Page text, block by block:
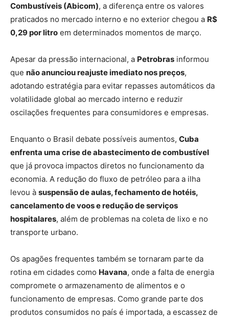
Combustíveis (Abicom), a diferença entre os valores
praticados no mercado interno e no exterior chegou a R$
0,29 por litro em determinados momentos de março.
Apesar da pressão internacional, a Petrobras informou
que não anunciou reajuste imediato nos preços,
adotando estratégia para evitar repasses automáticos da
volatilidade global ao mercado interno e reduzir
oscilações frequentes para consumidores e empresas.
Enquanto o Brasil debate possíveis aumentos, Cuba
enfrenta uma crise de abastecimento de combustível
que já provoca impactos diretos no funcionamento da
economia. A redução do fluxo de petróleo para a ilha
levou à suspensão de aulas, fechamento de hotéis,
cancelamento de voos e redução de serviços
hospitalares, além de problemas na coleta de lixo e no
transporte urbano.
Os apagões frequentes também se tornaram parte da
rotina em cidades como Havana, onde a falta de energia
compromete o armazenamento de alimentos e o
funcionamento de empresas. Como grande parte dos
produtos consumidos no país é importada, a escassez de